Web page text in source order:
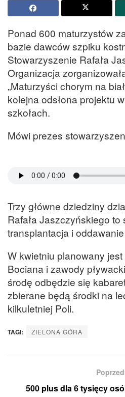
Ponad 600 maturzystów
bazie dawców szpiku
Stowarzyszenie Rafała
Organizacja
„Maturzyści chorym na
kolejna odsłona projektu
szkołach.
Mówi prezes
Trzy główne dziedziny
Rafała Jaszczyńskiego to
transplantacja i
W kwietniu planowany
Bociana i zawody
środę odbędzie się
zbierane będą środki na
kilkuletniej Poli.
TAGI: ZIELONA GÓRA
500 plus dla 6 tysięcy